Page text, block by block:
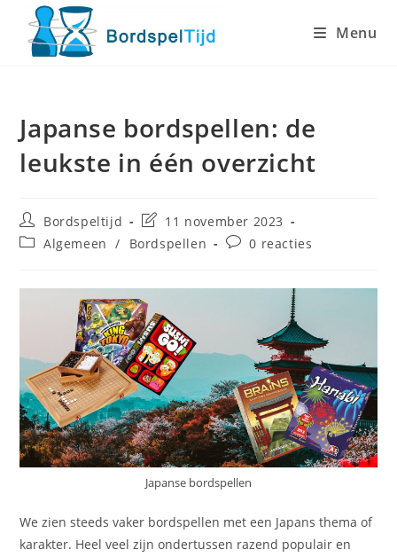
inhoud
Menu
Japanse bordspellen: de
leukste in één overzicht
Bericht
auteur:
Bordspeltijd
Laatste
wijziging
in
11 november 2023
Berichtcategorie:
Algemeen / Bordspellen
Bericht0 reacties
Japanse bordspellen
We zien steeds vaker bordspellen met een Japans thema of
karakter. Heel veel zijn ondertussen razend populair en